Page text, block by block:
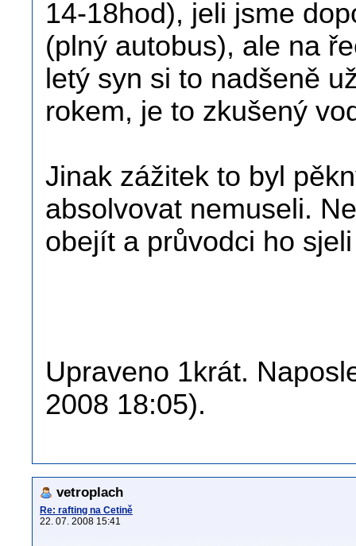
14-18hod), jeli jsme
(plný autobus), ale na
letý syn si to nadšeně
rokem, je to zkušený
Jinak zážitek to byl
absolvovat nemuseli.
obejít a průvodci ho
Upraveno 1krát.
2008 18:05).
vetroplach
Re: rafting na Cetině
22. 07. 2008 15:41